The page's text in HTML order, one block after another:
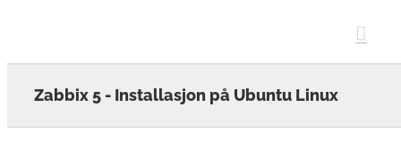
Zabbix 5 - Installasjon på Ubuntu Linux